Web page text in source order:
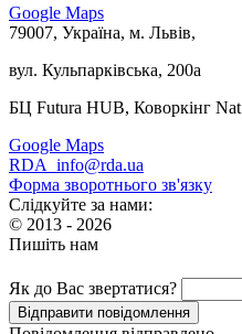
Google Maps
79007, Україна, м. Львів,
вул. Кульпарківська, 200а
БЦ Futura HUB, Коворкінг Nat
Google Maps
RDA_info@rda.ua
Форма зворотнього зв'язку
Слідкуйте за нами:
© 2013 - 2026
Пишіть нам
Як до Вас звертатися?